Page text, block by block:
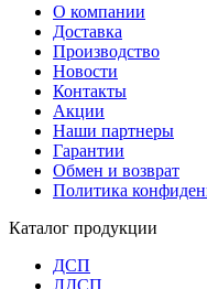
О компании
Доставка
Производство
Новости
Контакты
Акции
Наши партнеры
Гарантии
Обмен и возврат
Политика
Каталог продукции
ДСП
ЛДСП